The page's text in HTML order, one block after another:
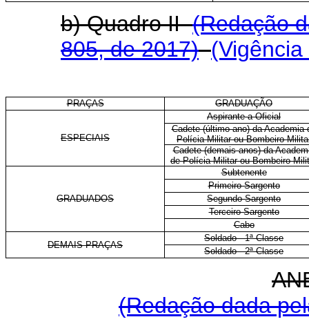
b) Quadro II(Redação
805, de 2017)
PRAÇAS GRADUAÇÃO
ESPECIAIS
Aspirante a Oficial
Cadete (último ano) da Academia
Polícia Militar ou Bombeiro
Cadete (demais anos) da
de Polícia Militar ou Bombeiro
GRADUADOS
Subtenente
Primeiro-Sargento
Segundo-Sargento
Terceiro-Sargento
Cabo
DEMAIS PRAÇAS
Soldado - 1ªClasse
Soldado - 2ªClasse
(Redação dada